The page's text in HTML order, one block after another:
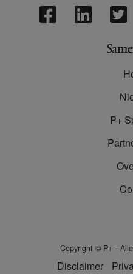
P+
Copyright © P+ -
Disclaimer